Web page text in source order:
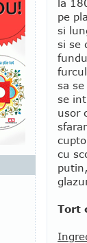
la
pe
si
si se
sa
se
usor
cu
Tort